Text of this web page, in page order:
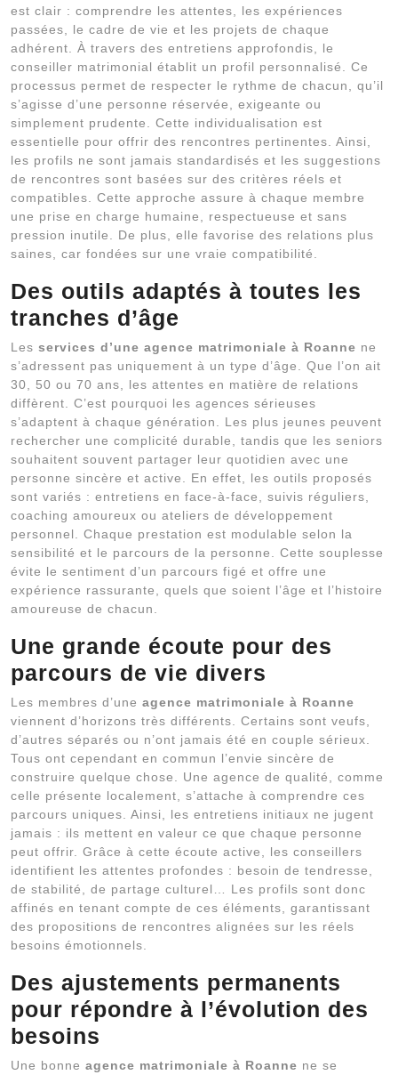
est clair : comprendre les attentes, les expériences
passées, le cadre de vie et les projets de chaque
adhérent. À travers des entretiens approfondis, le
conseiller matrimonial établit un profil personnalisé. Ce
processus permet de respecter le rythme de chacun, qu’il
s’agisse d’une personne réservée, exigeante ou
simplement prudente. Cette individualisation est
essentielle pour offrir des rencontres pertinentes. Ainsi,
les profils ne sont jamais standardisés et les suggestions
de rencontres sont basées sur des critères réels et
compatibles. Cette approche assure à chaque membre
une prise en charge humaine, respectueuse et sans
pression inutile. De plus, elle favorise des relations plus
saines, car fondées sur une vraie compatibilité.
Des outils adaptés à toutes les
tranches d’âge
Les services d’une agence matrimoniale à Roanne ne
s’adressent pas uniquement à un type d’âge. Que l’on ait
30, 50 ou 70 ans, les attentes en matière de relations
diffèrent. C’est pourquoi les agences sérieuses
s’adaptent à chaque génération. Les plus jeunes peuvent
rechercher une complicité durable, tandis que les seniors
souhaitent souvent partager leur quotidien avec une
personne sincère et active. En effet, les outils proposés
sont variés : entretiens en face-à-face, suivis réguliers,
coaching amoureux ou ateliers de développement
personnel. Chaque prestation est modulable selon la
sensibilité et le parcours de la personne. Cette souplesse
évite le sentiment d’un parcours figé et offre une
expérience rassurante, quels que soient l’âge et l’histoire
amoureuse de chacun.
Une grande écoute pour des
parcours de vie divers
Les membres d’une agence matrimoniale à Roanne
viennent d’horizons très différents. Certains sont veufs,
d’autres séparés ou n’ont jamais été en couple sérieux.
Tous ont cependant en commun l’envie sincère de
construire quelque chose. Une agence de qualité, comme
celle présente localement, s’attache à comprendre ces
parcours uniques. Ainsi, les entretiens initiaux ne jugent
jamais : ils mettent en valeur ce que chaque personne
peut offrir. Grâce à cette écoute active, les conseillers
identifient les attentes profondes : besoin de tendresse,
de stabilité, de partage culturel… Les profils sont donc
affinés en tenant compte de ces éléments, garantissant
des propositions de rencontres alignées sur les réels
besoins émotionnels.
Des ajustements permanents
pour répondre à l’évolution des
besoins
Une bonne agence matrimoniale à Roanne ne se